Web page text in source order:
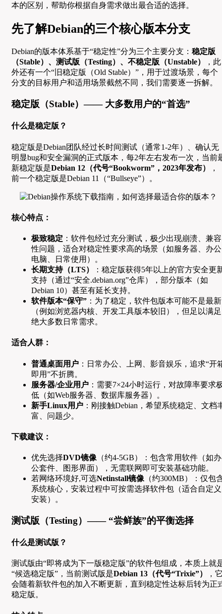
本的区别，帮助你根据自身需求做出最合适的选择。
先了解Debian的三个核心版本分支
Debian的版本体系基于“稳定性”分为三个主要分支： 稳定版
（Stable）、测试版（Testing）、不稳定版（Unstable）
，此
外还有一个“旧稳定版（Old Stable）”，用于过渡场景，每个
分支的目标用户和适用场景截然不同，我们需要逐一拆解。
稳定版（Stable）—— 大多数用户的“首选”
什么是稳定版？
稳定版是Debian团队经过长时间测试（通常1-2年）、确认无
明显bug和安全漏洞的正式版本，每2年左右发布一次，当前
新稳定版是Debian 12（代号“Bookworm”，2023年发布）
，
前一个稳定版是Debian 11（“Bullseye”）。
核心特点：
极致稳定 ：软件包经过充分测试，极少出现崩溃、兼容
性问题，适合对稳定性要求高的场景（如服务器、办公
电脑、日常使用）。
长期支持（LTS）
：稳定版获得5年以上的官方安全更
支持（通过“安全.debian.org”仓库），部分版本（如
Debian 10）甚至有延长支持。
软件版本“保守” ：为了稳定，软件包版本可能不是最新
（例如浏览器内核、开发工具版本较旧），但足以满足
绝大多数日常需求。
适合人群：
普通桌面用户 ：日常办公、上网、影音娱乐，追求“开
即用”不折腾。
服务器/企业用户 ：需要7×24小时运行，对故障率要求
低（如Web服务器、数据库服务器）。
新手Linux用户 ：刚接触Debian，希望系统稳定、文档
富、问题少。
下载建议：
优先选择DVD镜像 （约4-5GB）：包含常用软件（如办
公套件、图形界面），无需联网即可安装基础功能。
若网络环境好,可选Netinstall镜像 （约300MB）：仅包
系统核心，安装过程中可按需选择软件包（适合自定义
安装）。
测试版（Testing）—— “尝鲜族”的平衡选择
什么是测试版？
测试版由“即将成为下一版稳定版”的软件包组成，本质上就
“候选稳定版”，当前测试版是Debian 13（代号“Trixie”）
，
会随着新软件包的加入不断更新，直到稳定性达标后转为正
稳定版。